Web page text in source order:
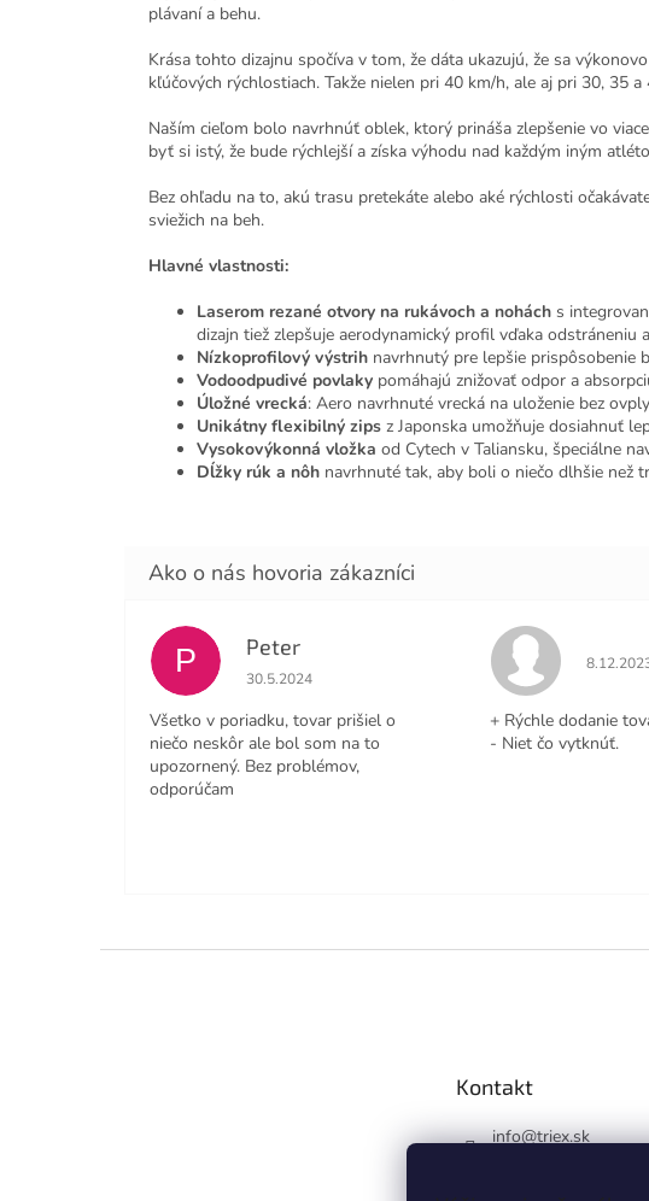
plávaní a behu.
Krása tohto dizajnu spočíva v tom, že dáta ukazujú, že sa
kľúčových rýchlostiach. Takže nielen pri 40 km/h, ale aj pri 30, 35
Naším cieľom bolo navrhnúť oblek, ktorý prináša zlepšenie vo
byť si istý, že bude rýchlejší a získa výhodu nad každým iným
Bez ohľadu na to, akú trasu pretekáte alebo aké rýchlosti
sviežich na beh.
Hlavné vlastnosti:
Laserom rezané otvory na rukávoch a nohách s
dizajn tiež zlepšuje aerodynamický profil vďaka odstráneniu
Nízkoprofilový výstrih navrhnutý pre lepšie prispôsobenie
Vodoodpudivé povlaky pomáhajú znižovať odpor a
Úložné vrecká: Aero navrhnuté vrecká na uloženie bez
Unikátny flexibilný zips z Japonska umožňuje dosiahnuť
Vysokovýkonná vložka od Cytech v Taliansku, špeciálne
Dĺžky rúk a nôh navrhnuté tak, aby boli o niečo dlhšie než
P Peter
Hodnotenie obchodu je 4 z 5 hviezdičiek.
30.5.2024
Všetko v poriadku, tovar prišiel o
niečo neskôr ale bol som na to
upozornený. Bez problémov,
odporúčam
+ Rýchle dodanie
- Niet čo vytknúť.
Kontakt
info@triex.sk
m/triex.sk/